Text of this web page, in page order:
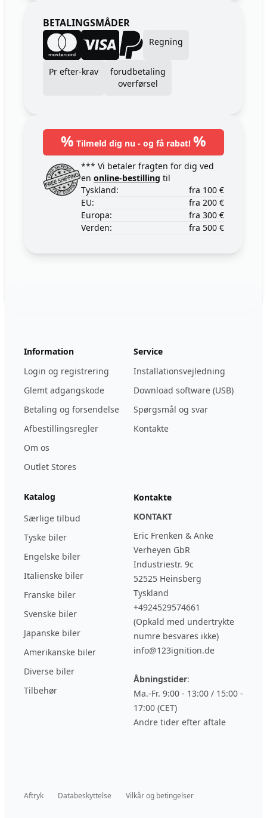
BETALINGSMÅDER
Regning
Pr efter-krav
forudbetaling
overførsel
% Tilmeld dig nu - og få rabat! %
*** Vi betaler fragten for dig ved
en online-bestilling til
Tyskland:
fra 100 €
EU:
fra 200 €
Europa:
fra 300 €
Verden:
fra 500 €
Information
Login og registrering
Glemt adgangskode
Betaling og forsendelse
Afbestillingsregler
Om os
Outlet Stores
Service
Installationsvejledning
Download software (USB)
Spørgsmål og svar
Kontakte
Katalog
Særlige tilbud
Tyske biler
Engelske biler
Italienske biler
Franske biler
Svenske biler
Japanske biler
Amerikanske biler
Diverse biler
Tilbehør
Kontakte
KONTAKT
Eric Frenken & Anke
Verheyen GbR
Industriestr. 9c
52525 Heinsberg
Tyskland
+4924529574661
(Opkald med undertrykte
numre besvares ikke)
info@123ignition.de
Åbningstider:
Ma.-Fr. 9:00 - 13:00 / 15:00 -
17:00 (CET)
Andre tider efter aftale
Aftryk Databeskyttelse Vilkår og betingelser